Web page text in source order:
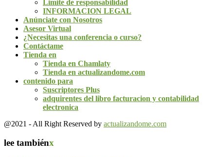
Limite de responsabilidad
INFORMACION LEGAL
Anúnciate con Nosotros
Asesor Virtual
¿Necesitas una conferencia o curso?
Contáctame
Tienda en
Tienda en Chamlaty
Tienda en actualizandome.com
contenido para
Suscriptores Plus
adquirentes del libro facturacion y contabilidad
electronica
@2021 - All Right Reserved by actualizandome.com
lee tambiénx